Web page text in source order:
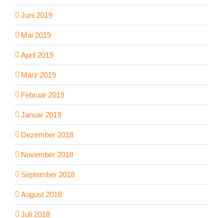
Juni 2019
Mai 2019
April 2019
März 2019
Februar 2019
Januar 2019
Dezember 2018
November 2018
September 2018
August 2018
Juli 2018